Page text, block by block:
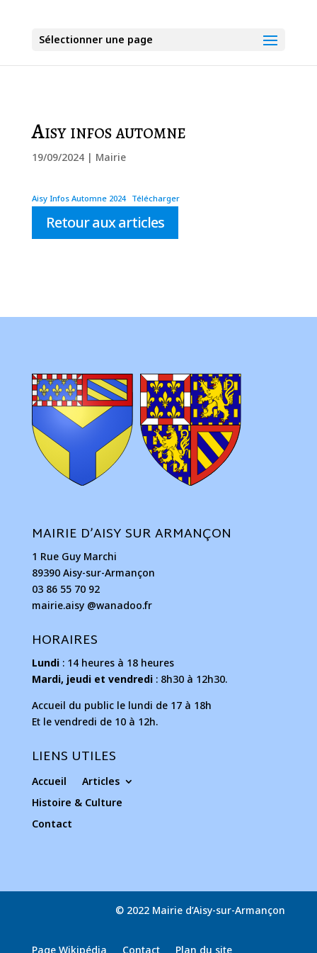
Sélectionner une page
Aisy infos automne
19/09/2024| Mairie
Aisy Infos Automne 2024 Télécharger
Retour aux articles
MAIRIE D’AISY SUR ARMANÇON
1 Rue Guy Marchi
89390 Aisy-sur-Armançon
03 86 55 70 92
mairie.aisy @wanadoo.fr
HORAIRES
Lundi: 14 heures à 18 heures
Mardi, jeudi et vendredi: 8h30 à 12h30.
Accueil du public le lundi de 17 à 18h
Et le vendredi de 10 à 12h.
LIENS UTILES
Accueil
Articles
Histoire & Culture
Contact
© 2022 Mairie d’Aisy-sur-Armançon
Page Wikipédia Contact Plan du site